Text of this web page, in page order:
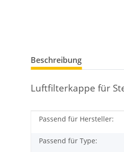
Beschreibung
Luftfilterkappe für
Produkteigenschaft
Wert
Passend für Hersteller:
Passend für Type: